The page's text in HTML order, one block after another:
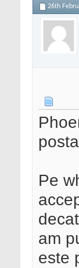
26th
Pe
am
este